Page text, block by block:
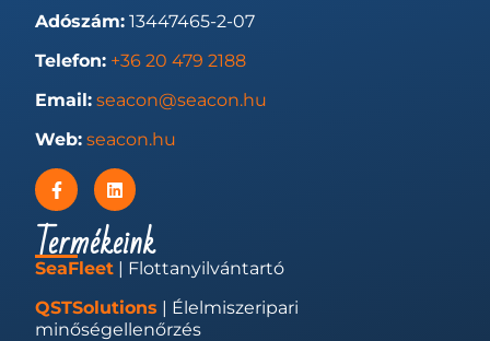
Adószám: 13447465-2-07
Telefon: +36 20 479 2188
Email: seacon@seacon.hu
Web: seacon.hu
Termékeink
SeaFleet | Flottanyilvántartó
QSTSolutions | Élelmiszeripari
minőségellenőrzés